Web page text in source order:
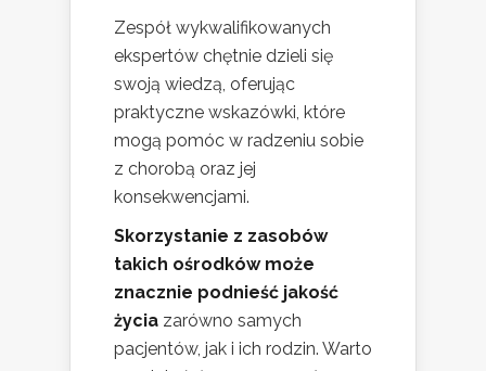
Zespół wykwalifikowanych
ekspertów chętnie dzieli się
swoją wiedzą, oferując
praktyczne wskazówki, które
mogą pomóc w radzeniu sobie
z chorobą oraz jej
konsekwencjami.
Skorzystanie z zasobów
takich ośrodków może
znacznie podnieść jakość
życia zarówno samych
pacjentów, jak i ich rodzin. Warto